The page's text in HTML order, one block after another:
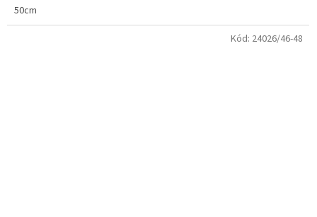
50cm
Kód: 24026/46-48